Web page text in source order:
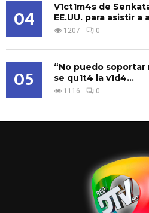
04
V1ct1m4s de
EE.UU. para asistir a
1207 0
05
“No puedo soportar
se qu1t4 la v1d4...
1116 0